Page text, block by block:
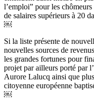
l’emploi” pour les
de salaires supérieurs à 20
￼
Si la liste présente de
nouvelles sources de
les grandes fortunes pour
projet par ailleurs porté par
Aurore Lalucq ainsi que
citoyenne européenne
￼